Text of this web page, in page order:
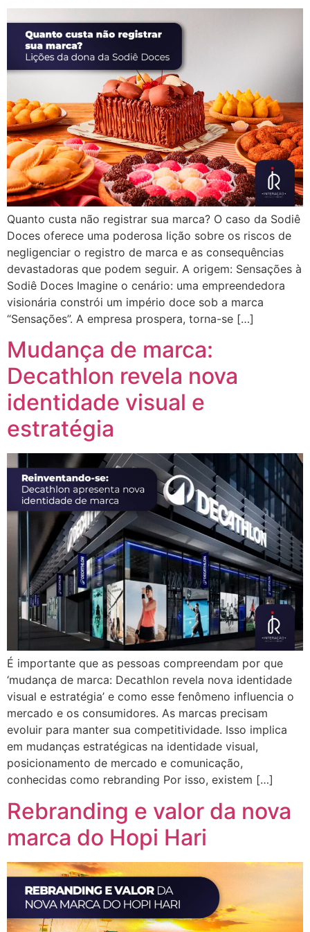
Quanto custa não registrar sua marca? O caso da Sodiê
Doces oferece uma poderosa lição sobre os riscos de
negligenciar o registro de marca e as consequências
devastadoras que podem seguir. A origem: Sensações à
Sodiê Doces Imagine o cenário: uma empreendedora
visionária constrói um império doce sob a marca
“Sensações”. A empresa prospera, torna-se […]
Mudança de marca:
Decathlon revela nova
identidade visual e
estratégia
É importante que as pessoas compreendam por que
‘mudança de marca: Decathlon revela nova identidade
visual e estratégia’ e como esse fenômeno influencia o
mercado e os consumidores. As marcas precisam
evoluir para manter sua competitividade. Isso implica
em mudanças estratégicas na identidade visual,
posicionamento de mercado e comunicação,
conhecidas como rebranding Por isso, existem […]
Rebranding e valor da nova
marca do Hopi Hari